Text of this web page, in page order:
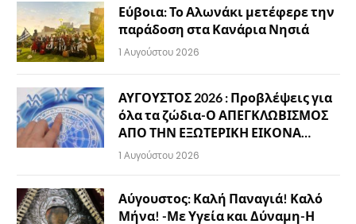
Εύβοια: Το Αλωνάκι μετέφερε την
παράδοση στα Κανάρια Νησιά
1 Αυγούστου 2026
ΑΥΓΟΥΣΤΟΣ 2026 : Προβλέψεις για
όλα τα ζώδια-Ο ΑΠΕΓΚΛΩΒΙΣΜΟΣ
ΑΠΟ ΤΗΝ ΕΞΩΤΕΡΙΚΗ ΕΙΚΟΝΑ…
1 Αυγούστου 2026
Αύγουστος: Καλή Παναγιά! Καλό
Μήνα! -Με Υγεία και Δύναμη-Η